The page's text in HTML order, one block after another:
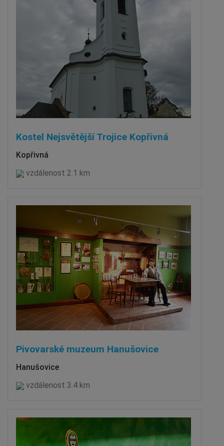
Kostel Nejsvětější Trojice Kopřivná
Kopřivná
vzdálenost 2.1 km
Pivovarské muzeum Hanušovice
Hanušovice
vzdálenost 3.4 km